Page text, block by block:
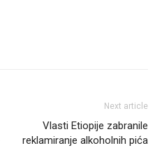
Next article
Vlasti Etiopije zabranile
reklamiranje alkoholnih pića